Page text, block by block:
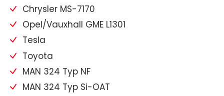
Chrysler MS-7170
Opel/Vauxhall GME L1301
Tesla
Toyota
MAN 324 Typ NF
MAN 324 Typ Si-OAT